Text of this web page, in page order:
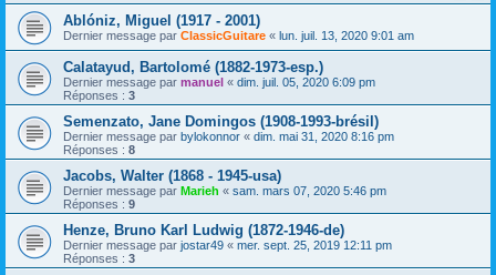
Ablóniz, Miguel (1917 - 2001)
Dernier message par ClassicGuitare « lun. juil. 13, 2020 9:01 am
Calatayud, Bartolomé (1882-1973-esp.)
Dernier message par manuel « dim. juil. 05, 2020 6:09 pm
Réponses : 3
Semenzato, Jane Domingos (1908-1993-brésil)
Dernier message par bylokonnor « dim. mai 31, 2020 8:16 pm
Réponses : 8
Jacobs, Walter (1868 - 1945-usa)
Dernier message par Marieh « sam. mars 07, 2020 5:46 pm
Réponses : 9
Henze, Bruno Karl Ludwig (1872-1946-de)
Dernier message par jostar49 « mer. sept. 25, 2019 12:11 pm
Réponses : 3